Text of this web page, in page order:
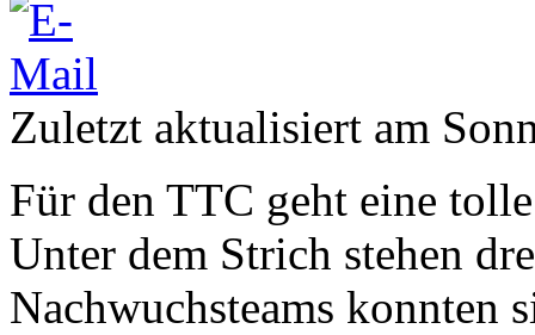
Zuletzt aktualisiert am
Für den TTC geht eine
Unter dem Strich stehen
Nachwuchsteams konnten